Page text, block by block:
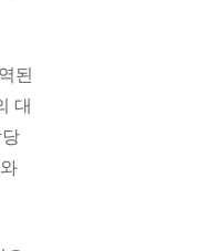
된
대